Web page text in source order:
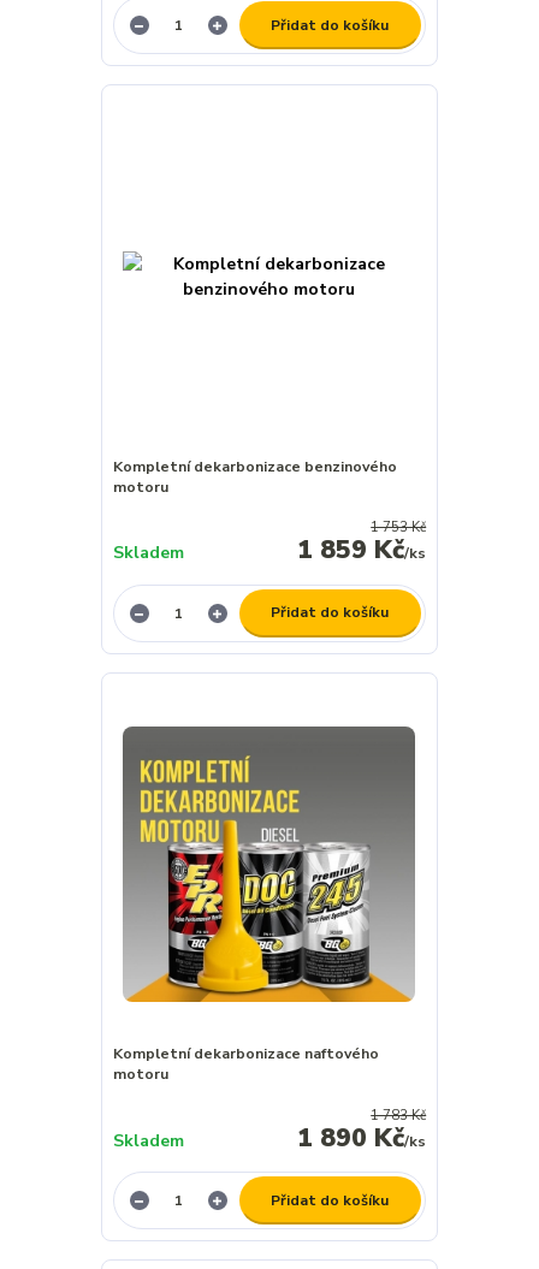
Přidat do košíku
Kompletní dekarbonizace benzinového
motoru
1 753 Kč
1 859 Kč/ks
Skladem
Přidat do košíku
Kompletní dekarbonizace naftového
motoru
1 783 Kč
1 890 Kč/ks
Skladem
Přidat do košíku